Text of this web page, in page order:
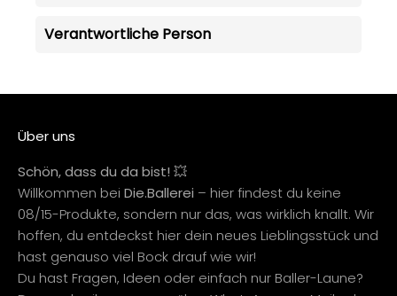
Verantwortliche Person
Über uns
Schön, dass du da bist! 💥
Willkommen bei Die.Ballerei – hier findest du keine
08/15-Produkte, sondern nur das, was wirklich knallt. Wir
hoffen, du entdeckst hier dein neues Lieblingsstück und
hast genauso viel Bock drauf wie wir!
Du hast Fragen, Ideen oder einfach nur Baller-Laune?